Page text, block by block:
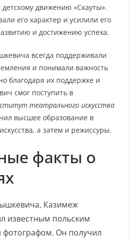
движению «Скауты».
его характер и усилили его
и достижению успеха.
всегда поддерживали
и понимали важность
благодаря их поддержке и
смог поступить в
театрального искусства
высшее образование в
а затем и режиссуры.
факты о
Казимеж
известным польским
Он получил